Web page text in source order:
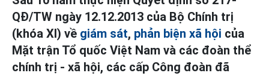
QĐ/TW ngày 12.12.2013 của Bộ Chính trị
(khóa XI) về giám sát, phản biện xã hội của
Mặt trận Tổ quốc Việt Nam và các đoàn thể
chính trị - xã hội, các cấp Công đoàn đã